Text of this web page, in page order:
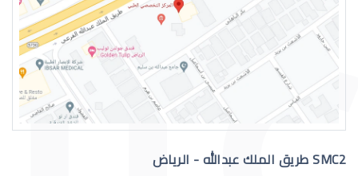
القرنية المخروطية والصداع
SMC2 طريق الملك عبدالله - الرياض